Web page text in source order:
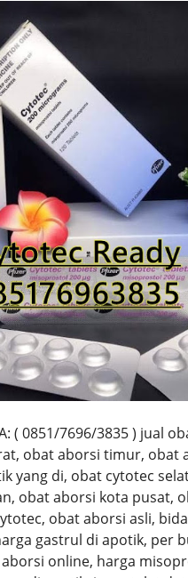
( 0851/7696/3835 ) jual
obat aborsi timur, obat
yang di, obat cytotec
obat aborsi kota pusat,
obat aborsi asli,
gastrul di apotik, per
online, harga